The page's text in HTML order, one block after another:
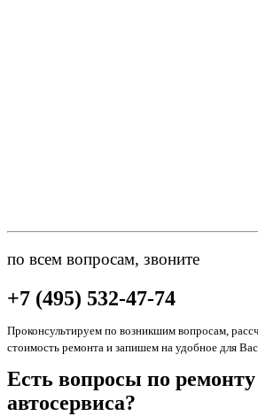
по всем вопросам, звоните
+7 (495) 532-47-74
Проконсультируем по возникшим вопросам,
стоимость ремонта и запишем на удобное для Вас
Есть вопросы по
автосервиса?